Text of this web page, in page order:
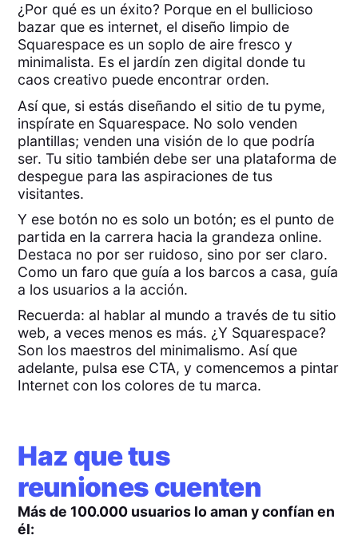
¿Por qué es un éxito? Porque en el bullicioso
bazar que es internet, el diseño limpio de
Squarespace es un soplo de aire fresco y
minimalista. Es el jardín zen digital donde tu
caos creativo puede encontrar orden.
Así que, si estás diseñando el sitio de tu pyme,
inspírate en Squarespace. No solo venden
plantillas; venden una visión de lo que podría
ser. Tu sitio también debe ser una plataforma de
despegue para las aspiraciones de tus
visitantes.
Y ese botón no es solo un botón; es el punto de
partida en la carrera hacia la grandeza online.
Destaca no por ser ruidoso, sino por ser claro.
Como un faro que guía a los barcos a casa, guía
a los usuarios a la acción.
Recuerda: al hablar al mundo a través de tu sitio
web, a veces menos es más. ¿Y Squarespace?
Son los maestros del minimalismo. Así que
adelante, pulsa ese CTA, y comencemos a pintar
Internet con los colores de tu marca.
Haz que tus
reuniones cuenten
Más de 100.000 usuarios lo aman y confían en
él: